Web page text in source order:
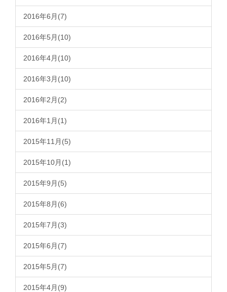
2016年6月(7)
2016年5月(10)
2016年4月(10)
2016年3月(10)
2016年2月(2)
2016年1月(1)
2015年11月(5)
2015年10月(1)
2015年9月(5)
2015年8月(6)
2015年7月(3)
2015年6月(7)
2015年5月(7)
2015年4月(9)